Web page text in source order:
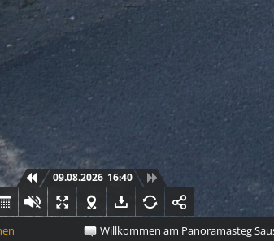
09.08.2026 16:40
Willkommen am Panoramasteg